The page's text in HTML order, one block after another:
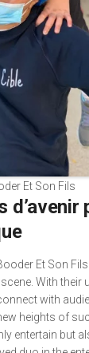
Et Son Fils
d’avenir
Et Son
With their
with
heights of
entertain but